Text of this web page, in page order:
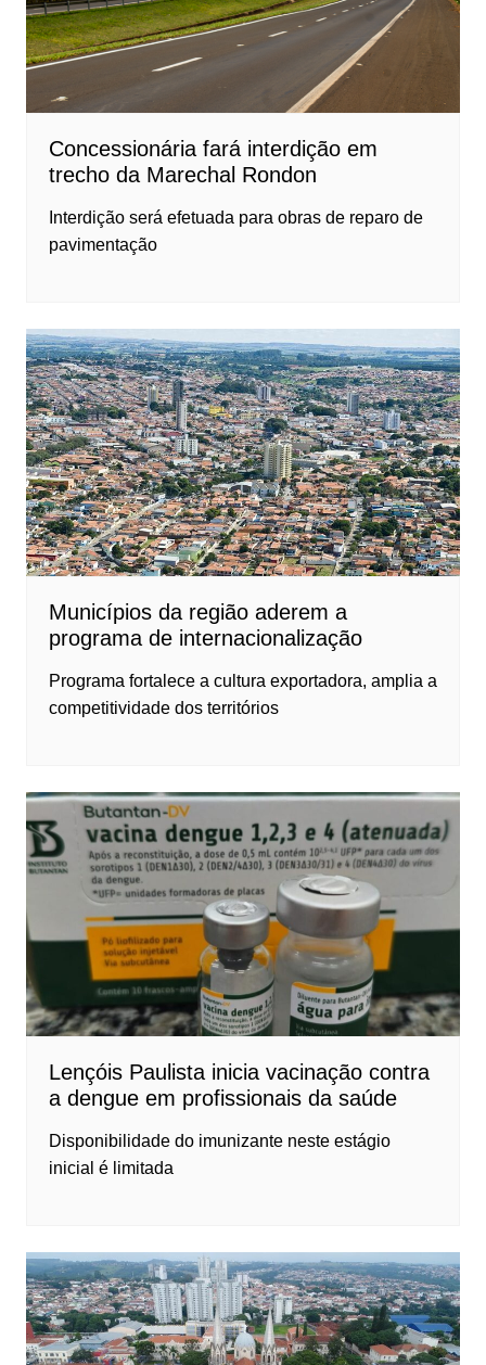
Concessionária fará interdição em
trecho da Marechal Rondon
Interdição será efetuada para obras de reparo de
pavimentação
Municípios da região aderem a
programa de internacionalização
Programa fortalece a cultura exportadora, amplia a
competitividade dos territórios
Lençóis Paulista inicia vacinação contra
a dengue em profissionais da saúde
Disponibilidade do imunizante neste estágio
inicial é limitada